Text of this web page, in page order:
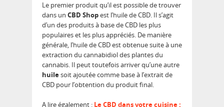
Le premier produit qu’il est possible de trouver
dans un CBD Shopest l’huile de CBD. Il s’agit
d’un des produits à base de CBD les plus
populaires et les plus appréciés. De manière
générale, l’huile de CBD est obtenue suite à une
extraction du cannabidiol des plantes du
cannabis. Il peut toutefois arriver qu’une autre
huilesoit ajoutée comme base à l’extrait de
CBD pour l’obtention du produit final.
A lire également : Le CBD dans votre cuisine :